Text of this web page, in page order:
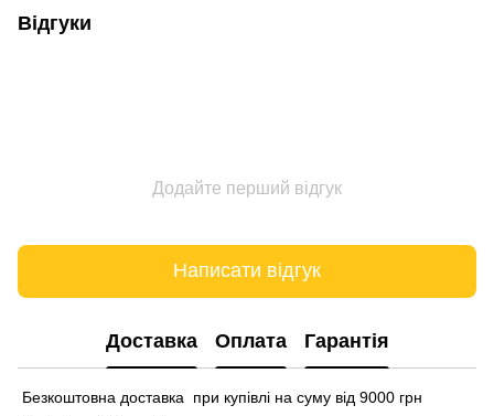
Відгуки
Додайте перший відгук
Написати відгук
Доставка Оплата Гарантія
Безкоштовна доставка при купівлі на суму від 9000 грн